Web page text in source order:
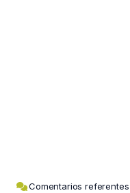
Comentarios